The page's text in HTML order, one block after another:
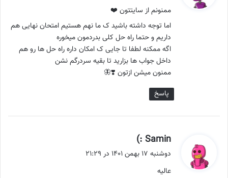
:
ممنونم از سایتتون ❤️
اما توجه داشته باشید ک ما نهم هستیم امتحان نهایی هم
داریم و حتما راه حل کلی بدردمون میخوره
اگه ممکنه لطفا تا جایی ک امکان داره راه حل ها رو هم
داخل جواب ها بزارید تا بقیه سردرگم نشن
ممنون میشن ازتون ❣️🦋
پاسخ
Samin :)
ف
دوشنبه ۱۷ بهمن ۱۴۰۱ در ۲۱:۲۹
عالیه